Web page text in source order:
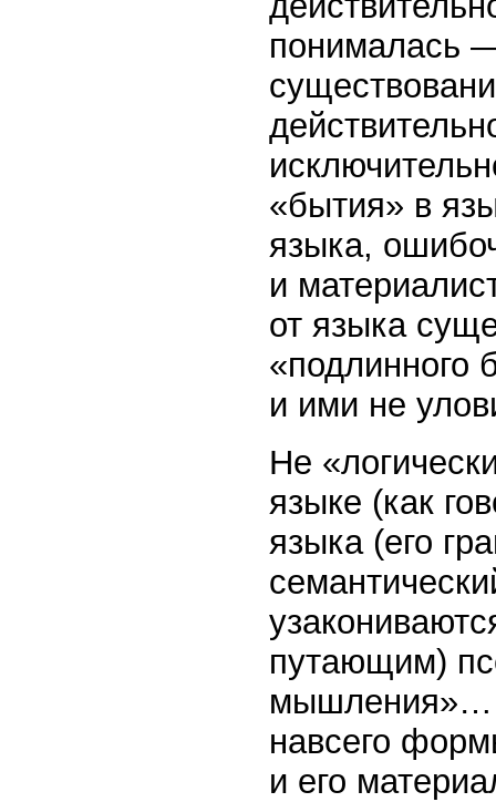
понималась
«бытия» в
языка,
и
от языка
«подлинного
и ими не
Не
языке (как
языка (его
путающим)
мышления»…
навсего
и его